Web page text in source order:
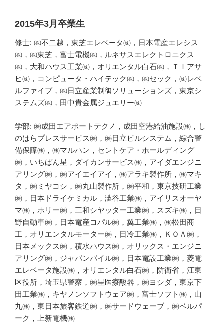
2015年3月卒業生
修士: ㈱不二越，東芝エレベータ㈱，日本電産エレシス
㈱，㈱東芝，富士電機㈱，ルネサスエレクトロニクス
㈱，大和ハウス工業㈱，オリエンタル白石㈱，ＴＩアサ
ヒ㈱，コンピュータ・ハイテック㈱，㈱セック，㈱レベ
ルファイブ，㈱日立産業制御ソリューションズ，東京シ
ステムズ㈱，田中貴金属ジュエリー㈱
学部: ㈱成田エアポートテクノ，成田空港給油施設㈱，し
のはらプレスサービス㈱，㈱日立ビルシステム，綜合警
備保障㈱，㈱マルハン，セントケア・ホールディング
㈱，いちばん星，ダイカンサービス㈱，アイダエンジニ
アリング㈱，㈱アイエイアイ，㈱アラキ製作所，㈱マキ
タ，㈱ミヤコシ，㈱丸山製作所，㈱平和，東京技研工業
㈱，日本ドライケミカル，澁谷工業㈱，アイリスオーヤ
マ㈱，ホリー㈱，三和シヤッター工業㈱，スズキ㈱，日
野自動車㈱，日本電産コパル㈱，翼工業㈱，㈱松田商
工，オリエンタルモーター㈱，日冷工業㈱，ＫＯＡ㈱，
日本メックス㈱，積水ハウス㈱，オリックス・エンジニ
アリング㈱，ジャパンパイル㈱，日本電設工業㈱，菱電
エレベータ施設㈱，オリエンタル白石㈱，防衛省，江東
区役所，埼玉県警察，㈱星医療酸器，㈱ヨシダ，東京下
田工業㈱，キヤノンソフトウェア㈱，富士ソフト㈱，山
九㈱，東日本旅客鉄道㈱，㈱サードウェーブ，㈱ベルパ
ーク，上新電機㈱